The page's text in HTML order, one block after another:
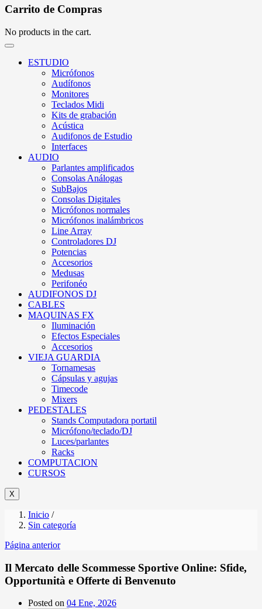
Carrito de Compras
No products in the cart.
ESTUDIO
Micrófonos
Audífonos
Monitores
Teclados Midi
Kits de grabación
Acústica
Audifonos de Estudio
Interfaces
AUDIO
Parlantes amplificados
Consolas Análogas
SubBajos
Consolas Digitales
Micrófonos normales
Micrófonos inalámbricos
Line Array
Controladores DJ
Potencias
Accesorios
Medusas
Perifonéo
AUDIFONOS DJ
CABLES
MAQUINAS FX
Iluminación
Efectos Especiales
Accesorios
VIEJA GUARDIA
Tornamesas
Cápsulas y agujas
Timecode
Mixers
PEDESTALES
Stands Computadora portatil
Micrófono/teclado/DJ
Luces/parlantes
Racks
COMPUTACION
CURSOS
X
Inicio /
Sin categoría
Página anterior
Il Mercato delle Scommesse Sportive Online: Sfide,
Opportunità e Offerte di Benvenuto
Posted on 04 Ene, 2026